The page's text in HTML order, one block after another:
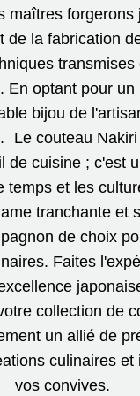
maîtres forgerons
de la fabrication
transmises
En optant pour un
bijou de
Le couteau
de cuisine ; c'est
temps et les
tranchante et
de choix
Faites
collection de
un allié de
culinaires et
vos convives.